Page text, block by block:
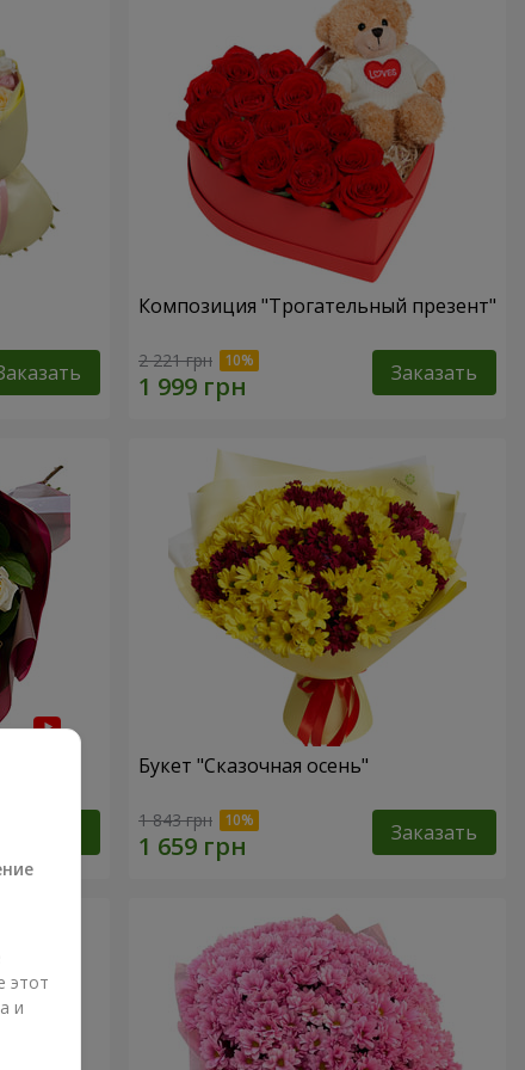
Композиция "Трогательный презент"
2 221 грн Заказать
Букет "Сказочная осень"
1 843 грн Заказать
этот
и